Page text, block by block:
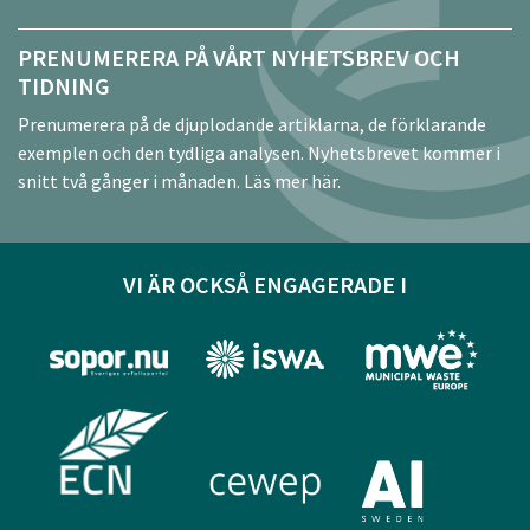
PRENUMERERA PÅ VÅRT NYHETSBREV OCH
TIDNING
Prenumerera på de djuplodande artiklarna, de förklarande
exemplen och den tydliga analysen. Nyhetsbrevet kommer i
snitt två gånger i månaden. Läs mer här.
VI ÄR OCKSÅ ENGAGERADE I